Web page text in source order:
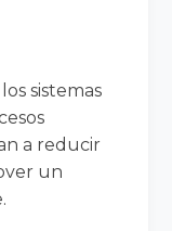
sistemas
a reducir
un